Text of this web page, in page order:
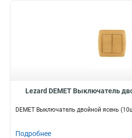
Lezard DEMET Выключатель
DEMET Выключатель двойной ясень
Подробнее